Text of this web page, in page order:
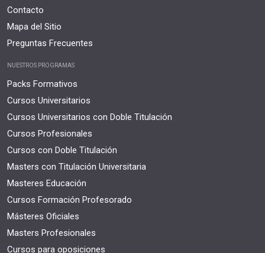
Contacto
Mapa del Sitio
Preguntas Frecuentes
NUESTROS PROGRAMAS
Packs Formativos
Cursos Universitarios
Cursos Universitarios con Doble Titulación
Cursos Profesionales
Cursos con Doble Titulación
Masters con Titulación Universitaria
Masteres Educación
Cursos Formación Profesorado
Másteres Oficiales
Masters Profesionales
Cursos para oposiciones